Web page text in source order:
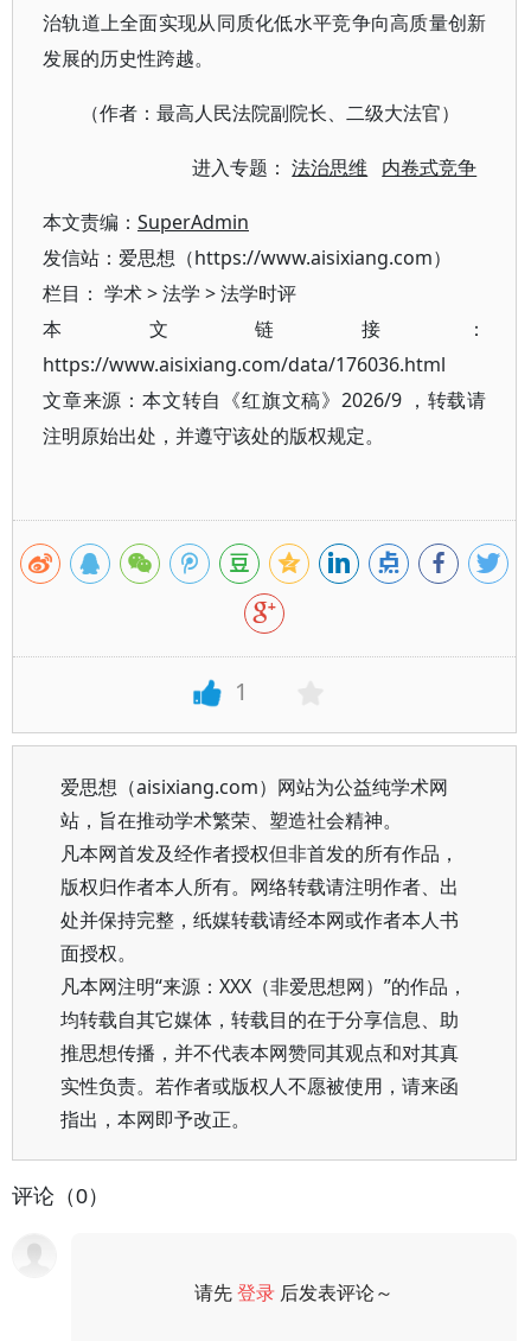
治轨道上全面实现从同质化低水平竞争向高质量创新
发展的历史性跨越。
（作者：最高人民法院副院长、二级大法官）
进入专题：法治思维 内卷式竞争
本文责编： SuperAdmin
发信站：爱思想（https://www.aisixiang.com）
栏目： 学术>法学 >法学时评
本文链接：
https://www.aisixiang.com/data/176036.html
文章来源：本文转自《红旗文稿》2026/9 ，转载请
注明原始出处，并遵守该处的版权规定。
1
爱思想（aisixiang.com）网站为公益纯学术网
站，旨在推动学术繁荣、塑造社会精神。
凡本网首发及经作者授权但非首发的所有作品，
版权归作者本人所有。网络转载请注明作者、出
处并保持完整，纸媒转载请经本网或作者本人书
面授权。
凡本网注明“来源：XXX（非爱思想网）”的作品，
均转载自其它媒体，转载目的在于分享信息、助
推思想传播，并不代表本网赞同其观点和对其真
实性负责。若作者或版权人不愿被使用，请来函
指出，本网即予改正。
评论（0）
请先登录 后发表评论～